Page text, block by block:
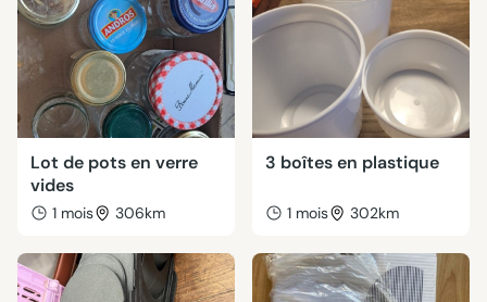
Lot de pots en verre
vides
1 mois 306km
3 boîtes en plastique
1 mois 302km